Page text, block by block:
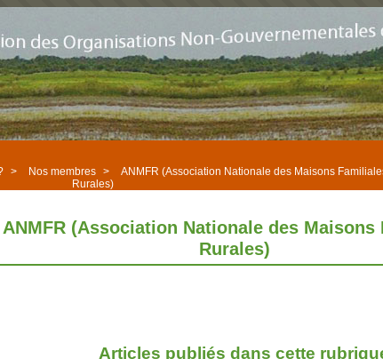
> Nos membres >
ANMFR (Association Nationale des Maisons
Rurales)
ANMFR (Association Nationale des Maisons
Rurales)
Articles publiés dans cette